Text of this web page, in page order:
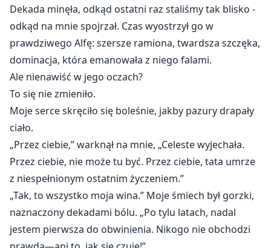
Dekada minęła, odkąd ostatni raz staliśmy tak blisko -
odkąd na mnie spojrzał. Czas wyostrzył go w
prawdziwego Alfę: szersze ramiona, twardsza szczęka,
dominacja, która emanowała z niego falami.
Ale nienawiść w jego oczach?
To się nie zmieniło.
Moje serce skręciło się boleśnie, jakby pazury drapały
ciało.
„Przez ciebie,” warknął na mnie, „Celeste wyjechała.
Przez ciebie, nie może tu być. Przez ciebie, tata umrze
z niespełnionym ostatnim życzeniem.”
„Tak, to wszystko moja wina.” Moje śmiech był gorzki,
naznaczony dekadami bólu. „Po tylu latach, nadal
jestem pierwsza do obwinienia. Nikogo nie obchodzi